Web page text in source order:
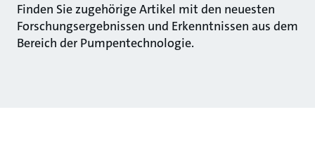
Finden Sie zugehörige Artikel mit den neuesten
Forschungsergebnissen und Erkenntnissen aus dem
Bereich der Pumpentechnologie.